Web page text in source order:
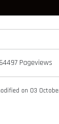
Pageviews
on 03